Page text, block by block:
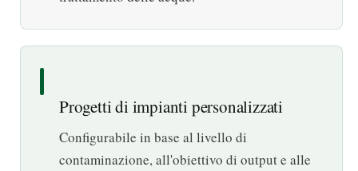
Progetti di impianti personalizzati
Configurabile in base al livello di
contaminazione, all'obiettivo di output e alle